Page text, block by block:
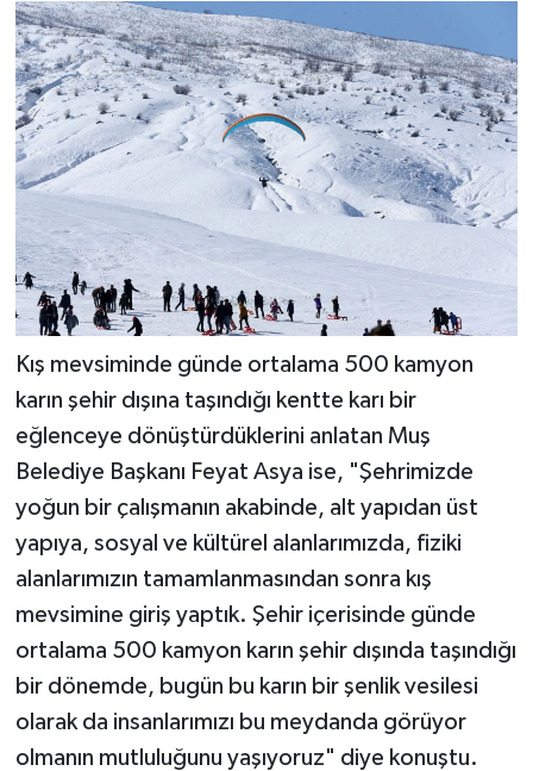
Kış mevsiminde günde ortalama 500 kamyon
karın şehir dışına taşındığı kentte karı bir
eğlenceye dönüştürdüklerini anlatan Muş
Belediye Başkanı Feyat Asya ise, "Şehrimizde
yoğun bir çalışmanın akabinde, alt yapıdan üst
yapıya, sosyal ve kültürel alanlarımızda, fiziki
alanlarımızın tamamlanmasından sonra kış
mevsimine giriş yaptık. Şehir içerisinde günde
ortalama 500 kamyon karın şehir dışında taşındığı
bir dönemde, bugün bu karın bir şenlik vesilesi
olarak da insanlarımızı bu meydanda görüyor
olmanın mutluluğunu yaşıyoruz" diye konuştu.